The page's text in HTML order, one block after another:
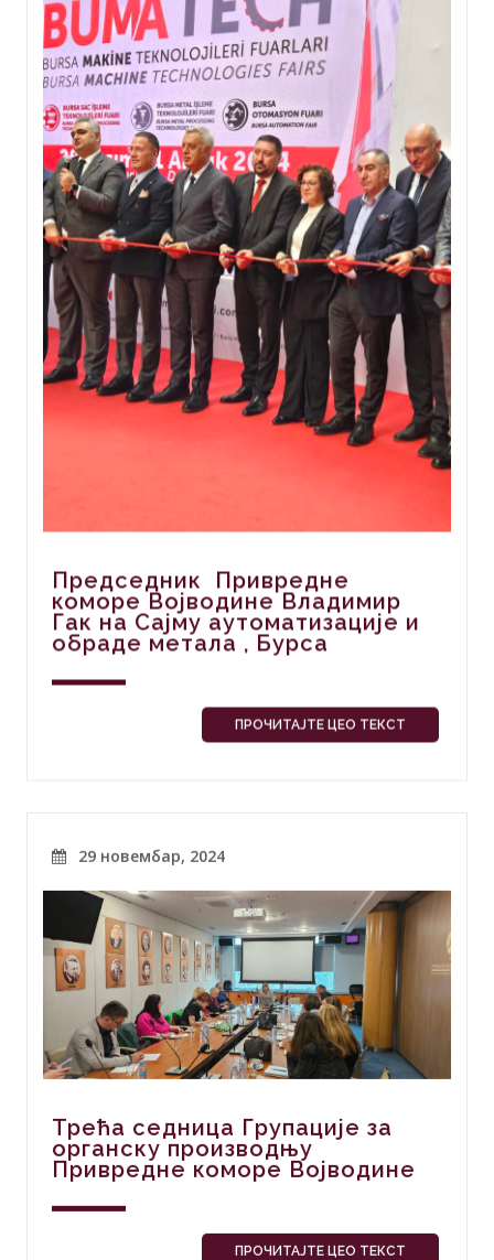
Председник Привредне
коморе Војводине Владимир
Гак на Сајму аутоматизације и
обраде метала , Бурса
ПРОЧИТАЈТЕ ЦЕО ТЕКСТ
29 новембар, 2024
Трећа седница Групације за
органску производњу
Привредне коморе Војводине
ПРОЧИТАЈТЕ ЦЕО ТЕКСТ